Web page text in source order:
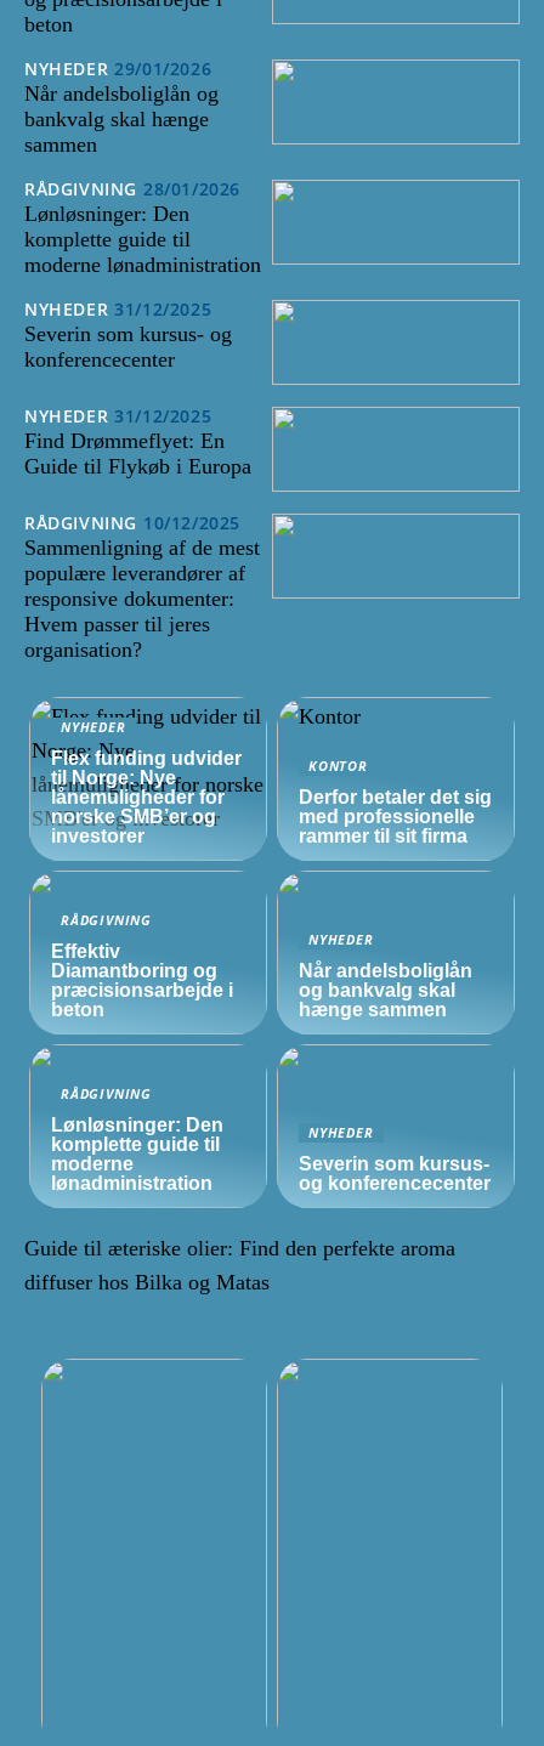
beton
NYHEDER 29/01/2026
Når andelsboliglån og
bankvalg skal hænge
sammen
RÅDGIVNING 28/01/2026
Lønløsninger: Den
komplette guide til
moderne lønadministration
NYHEDER 31/12/2025
Severin som kursus- og
konferencecenter
NYHEDER 31/12/2025
Find Drømmeflyet: En
Guide til Flykøb i Europa
RÅDGIVNING 10/12/2025
Sammenligning af de mest
populære leverandører af
responsive dokumenter:
Hvem passer til jeres
organisation?
NYHEDER
Flex funding udvider
til Norge: Nye
lånemuligheder for
norskeSMB’erog
investorer
KONTOR
Derfor betaler det sig
med professionelle
rammer til sit firma
RÅDGIVNING
Effektiv
Diamantboring og
præcisionsarbejde i
beton
NYHEDER
Når andelsboliglån
og bankvalg skal
hænge sammen
RÅDGIVNING
Lønløsninger: Den
komplette guide til
moderne
lønadministration
NYHEDER
Severin som kursus-
og konferencecenter
Guide til æteriske olier: Find den perfekte aroma
diffuser hos Bilka og Matas